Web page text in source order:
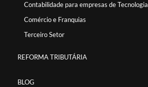
Contabilidade para empresas de Tecnologia
Comércio e Franquias
Terceiro Setor
REFORMA TRIBUTÁRIA
BLOG